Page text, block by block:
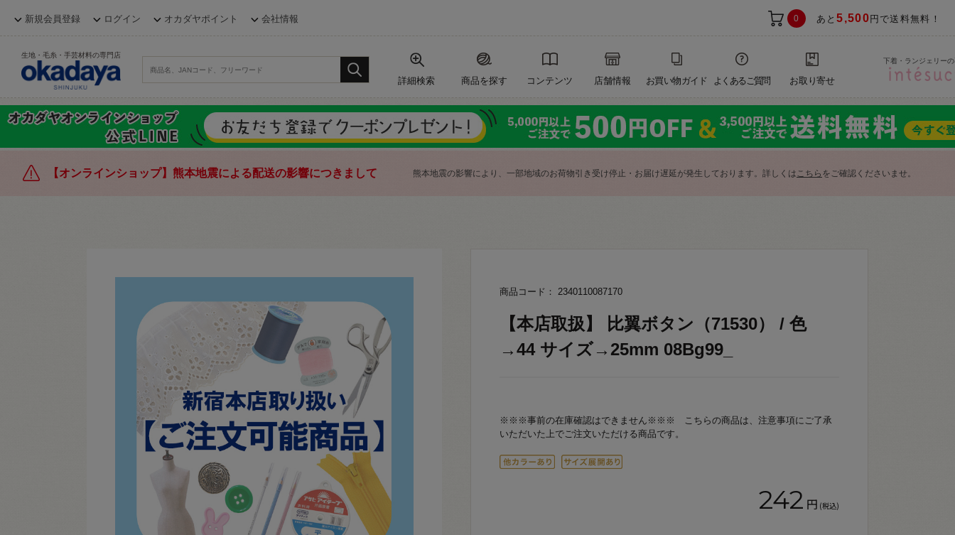
新規会員登録 ログイン オカダヤポイント 会社情報 0 あと5,500 円で送料無料！
生地・毛糸・手芸材料の専門店
詳細検索 商品を探す コンテンツ 店舗情報 お買い物ガイド よくあるご質問 お取り寄せ
下着・ランジェリー
【オンラインショップ】熊本地震による配送の影響につきまして 熊本地震の影響により、一部地域のお荷物引き受け停止・お届け遅延が発生しております。詳しくはこちら をご確認くださいませ。
商品コード： 2340110087170
【本店取扱】 比翼ボタン（71530） / 色
→44 サイズ→25mm 08Bg99_
※※※事前の在庫確認はできません※※※ こちらの商品は、注意事項にご了承
いただいた上でご注文いただける商品です。
242 円 (税込)